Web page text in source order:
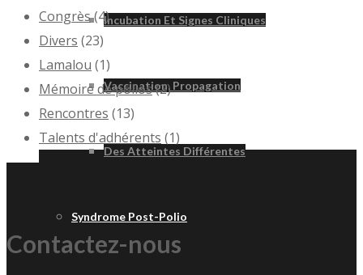
Incubation Et Signes Cliniques
Vaccination, Propagation
Des Atteintes Différentes
Syndrome Post-Polio
Congrès(4)
Divers (23)
Lamalou (1)
Mémoire de polios(2)
Rencontres (13)
Talents d'adhérents (1)
Contactez-nous